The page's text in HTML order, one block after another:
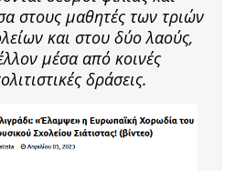
στους μαθητές των τριών
και στου δύο λαούς,
μέσα από κοινές
δράσεις.